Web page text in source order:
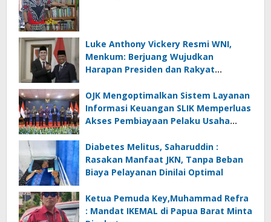
Luke Anthony Vickery Resmi WNI,
Menkum: Berjuang Wujudkan
Harapan Presiden dan Rakyat
OJK Mengoptimalkan Sistem Layanan
Informasi Keuangan SLIK Memperluas
Akses Pembiayaan Pelaku Usaha
Diabetes Melitus, Saharuddin :
Rasakan Manfaat JKN, Tanpa Beban
Biaya Pelayanan Dinilai Optimal
Ketua Pemuda Key,Muhammad Refra
: Mandat IKEMAL di Papua Barat Minta